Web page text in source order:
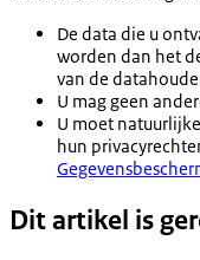
De data die u
worden dan het
van de
U mag geen
U moet
hun
Dit artikel is